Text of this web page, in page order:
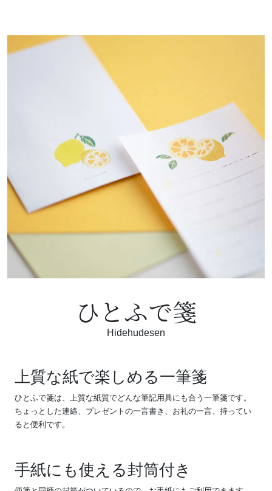
ひとふで箋
Hidehudesen
上質な紙で楽しめる一筆箋
ひとふで箋は、上質な紙質でどんな筆記用具にも合う一筆箋です。
ちょっとした連絡、プレゼントの一言書き、お礼の一言、持ってい
ると便利です。
手紙にも使える封筒付き